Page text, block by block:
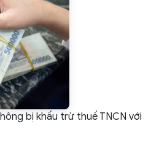
bị khấu trừ thuế TNCN với